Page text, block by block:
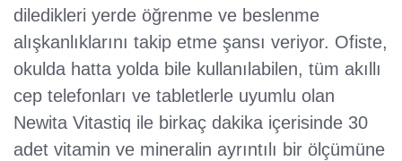
diledikleri yerde öğrenme ve beslenme
alışkanlıklarını takip etme şansı veriyor. Ofiste,
okulda hatta yolda bile kullanılabilen, tüm akıllı
cep telefonları ve tabletlerle uyumlu olan
Newita Vitastiq ile birkaç dakika içerisinde 30
adet vitamin ve mineralin ayrıntılı bir ölçümüne